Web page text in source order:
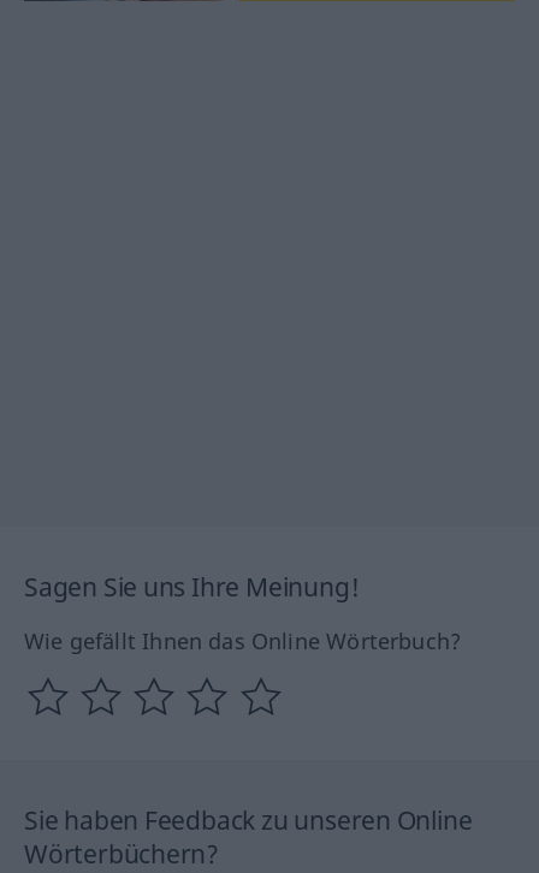
Sagen Sie uns Ihre Meinung!
Wie gefällt Ihnen das Online Wörterbuch?
Sie haben Feedback zu unseren Online
Wörterbüchern?